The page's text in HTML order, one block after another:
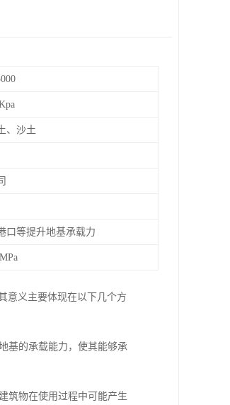
、沙土
口等提升地基承载力
意义主要体现在以下几个方
基的承载能力，使其能够承
筑物在使用过程中可能产生